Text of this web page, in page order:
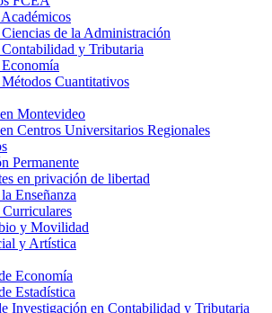
de la Administración
y Tributaria
Cuantitativos
Montevideo
Centros Universitarios Regionales
Permanente
en privación de libertad
Enseñanza
Curriculares
y Movilidad
y Artística
Economía
Estadística
Investigación en Contabilidad y Tributaria